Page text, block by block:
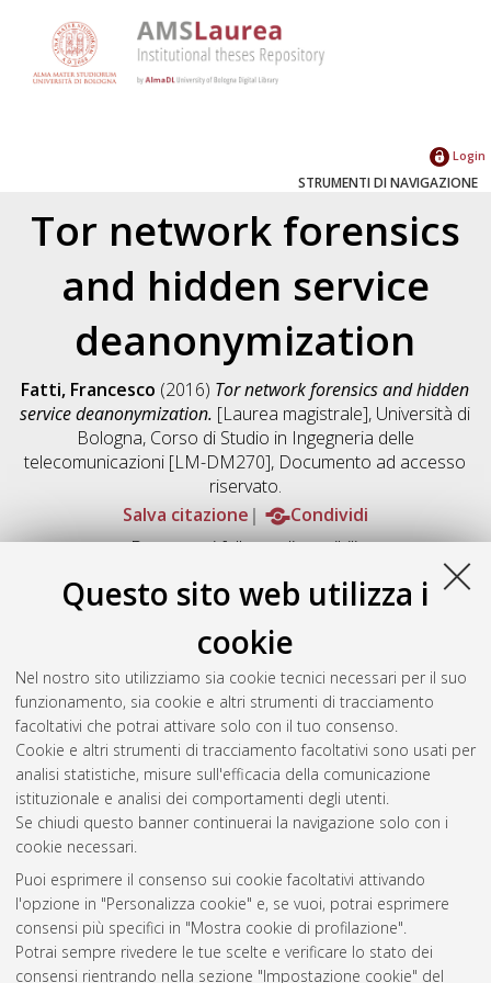
Questo sito web utilizza i
cookie
Nel nostro sito utilizziamo sia cookie tecnici necessari per il suo
funzionamento, sia cookie e altri strumenti di tracciamento
facoltativi che potrai attivare solo con il tuo consenso.
Cookie e altri strumenti di tracciamento facoltativi sono usati per
analisi statistiche, misure sull'efficacia della comunicazione
istituzionale e analisi dei comportamenti degli utenti.
Se chiudi questo banner continuerai la navigazione solo con i
cookie necessari.
Puoi esprimere il consenso sui cookie facoltativi attivando
l'opzione in "Personalizza cookie" e, se vuoi, potrai esprimere
consensi più specifici in "Mostra cookie di profilazione".
Potrai sempre rivedere le tue scelte e verificare lo stato dei
consensi rientrando nella sezione "Impostazione cookie" del
Login
STRUMENTI DI NAVIGAZIONE
Tor network forensics
and hidden service
deanonymization
Fatti, Francesco (2016) Tor network forensics and hidden
service deanonymization. [Laurea magistrale], Università di
Bologna, Corso di Studio in Ingegneria delle
telecomunicazioni [LM-DM270], Documento ad accesso
riservato.
Salva citazione
Condividi
Documenti full-text disponibili:
Documento PDF
Full-text non accessibile
Download (9MB) |
Abstract
Altri metadati
Gestione del documento:
Atom
Rss 1.0
Rss 2.0